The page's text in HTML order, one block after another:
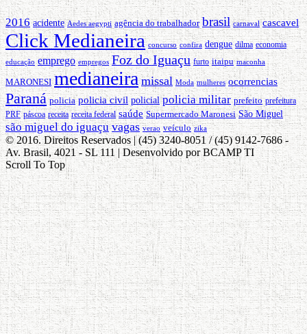
2016 acidente Aedes aegypti agência do trabalhador brasil carnaval cascavel
Click Medianeira concurso confira dengue dilma economia
educação emprego empregos Foz do Iguaçu furto itaipu maconha
MARONESI medianeira missal Moda mulheres ocorrencias
Paraná policia policia civil policial policia militar prefeito prefeitura
PRF páscoa receita receita federal saúde Supermercado Maronesi São Miguel
são miguel do iguaçu vagas verao veículo zika
© 2016. Direitos Reservados | (45) 3240-8051 / (45) 9142-7686 -
Av. Brasil, 4021 - SL 111 | Desenvolvido por BCAMP TI
Scroll To Top